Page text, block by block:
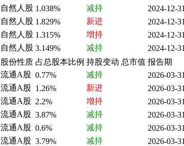
自然人股 1.038% 减持
2024-12-31
自然人股 1.829% 新进
2024-12-31
自然人股 1.315% 增持
2024-12-31
自然人股 3.149% 减持
2024-12-31
股份性质 占总股本比例 持股变动 总市值 报告期
流通A股 0.77% 减持
2026-03-31
流通A股 1.26% 新进
2026-03-31
流通A股 2.2% 增持
2026-03-31
流通A股 3.87% 减持
2026-03-31
流通A股 0.6% 减持
2026-03-31
流通A股 3.79% 减持
2026-03-31